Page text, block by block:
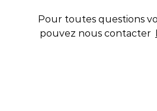
Pour toutes questions
pouvez nous contacter